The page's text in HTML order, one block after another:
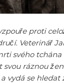
proti
Veterinář
svého tchána
svou ráznou
vydá se hledat